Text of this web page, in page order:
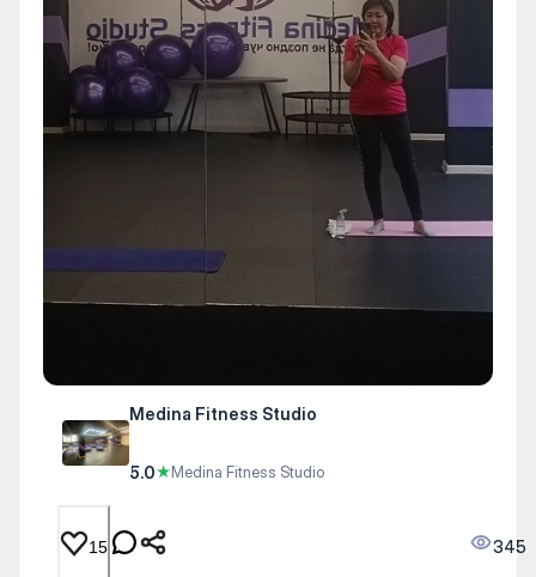
Medina Fitness Studio
5.0★Medina Fitness Studio
15 345